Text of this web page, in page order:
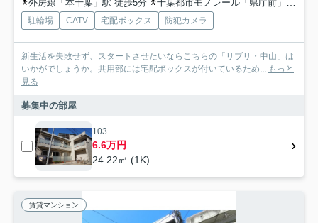
外房線「本千葉」駅 徒歩5分 千葉都市モノレール「県庁前」駅 徒歩4分
駐輪場 CATV 宅配ボックス 防犯カメラ
新生活を失敗せず、スタートさせたいならこちらの「リブリ・中山」は
いかがでしょうか。共用部には宅配ボックスが付いているため... もっと
見る
募集中の部屋
103
6.6万円
24.22㎡ (1K)
賃貸マンション